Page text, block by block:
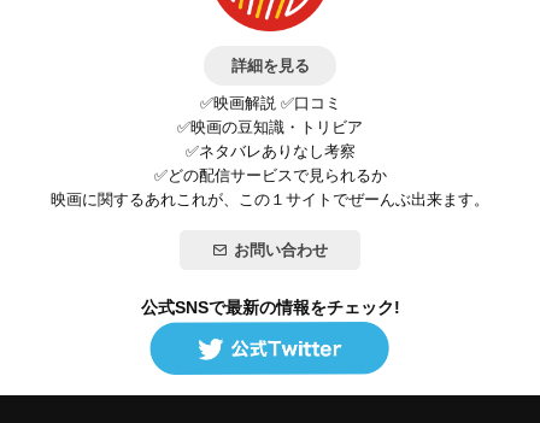
詳細を見る
✅映画解説 ✅口コミ
✅映画の豆知識・トリビア
✅ネタバレありなし考察
✅どの配信サービスで見られるか
映画に関するあれこれが、この１サイトでぜーんぶ出来ます。
お問い合わせ
公式SNSで最新の情報をチェック!